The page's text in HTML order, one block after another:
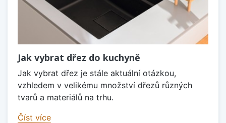
Jak vybrat dřez do kuchyně
Jak vybrat dřez je stále aktuální otázkou,
vzhledem v velikému množství dřezů různých
tvarů a materiálů na trhu.
Číst více